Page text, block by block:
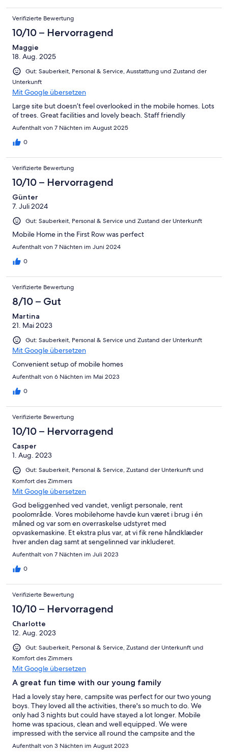
Verifizierte Bewertung
10/10 – Hervorragend
Maggie
18. Aug. 2025
Gut: Sauberkeit, Personal & Service, Ausstattung und Zustand der
Unterkunft
Mit Google übersetzen
Large site but doesn’t feel overlooked in the mobile homes. Lots
of trees. Great facilities and lovely beach. Staff friendly
Aufenthalt von 7 Nächten im August 2025
0
Verifizierte Bewertung
10/10 – Hervorragend
Günter
7. Juli 2024
Gut: Sauberkeit, Personal & Service und Zustand der Unterkunft
Mobile Home in the First Row was perfect
Aufenthalt von 7 Nächten im Juni 2024
0
Verifizierte Bewertung
8/10 – Gut
Martina
21. Mai 2023
Gut: Sauberkeit, Personal & Service und Zustand der Unterkunft
Mit Google übersetzen
Convenient setup of mobile homes
Aufenthalt von 6 Nächten im Mai 2023
0
Verifizierte Bewertung
10/10 – Hervorragend
Casper
1. Aug. 2023
Gut: Sauberkeit, Personal & Service, Zustand der Unterkunft und
Komfort des Zimmers
Mit Google übersetzen
God beliggenhed ved vandet, venligt personale, rent
poolområde. Vores mobilehome havde kun været i brug i én
måned og var som en overraskelse udstyret med
opvaskemaskine. Et ekstra plus var, at vi fik rene håndklæder
hver anden dag samt at sengelinned var inkluderet.
Aufenthalt von 7 Nächten im Juli 2023
0
Verifizierte Bewertung
10/10 – Hervorragend
Charlotte
12. Aug. 2023
Gut: Sauberkeit, Personal & Service, Zustand der Unterkunft und
Komfort des Zimmers
Mit Google übersetzen
A great fun time with our young family
Had a lovely stay here, campsite was perfect for our two young
boys. They loved all the activities, there's so much to do. We
only had 3 nights but could have stayed a lot longer. Mobile
home was spacious, clean and well equipped. We were
impressed with the service all round the campsite and the
facilities were of good quality. Definitely would return and
Aufenthalt von 3 Nächten im August 2023